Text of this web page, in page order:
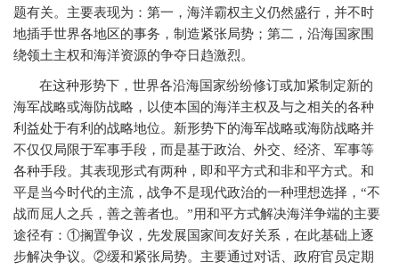
题有关。主要表现为：第一，海洋霸权主义仍然盛行，并不时
地插手世界各地区的事务，制造紧张局势；第二，沿海国家围
绕领土主权和海洋资源的争夺日趋激烈。
在这种形势下，世界各沿海国家纷纷修订或加紧制定新的
海军战略或海防战略，以使本国的海洋主权及与之相关的各种
利益处于有利的战略地位。新形势下的海军战略或海防战略并
不仅仅局限于军事手段，而是基于政治、外交、经济、军事等
各种手段。其表现形式有两种，即和平方式和非和平方式。和
平是当今时代的主流，战争不是现代政治的一种理想选择，“不
战而屈人之兵，善之善者也。”用和平方式解决海洋争端的主要
途径有：①搁置争议，先发展国家间友好关系，在此基础上逐
步解决争议。②缓和紧张局势。主要通过对话、政府官员定期